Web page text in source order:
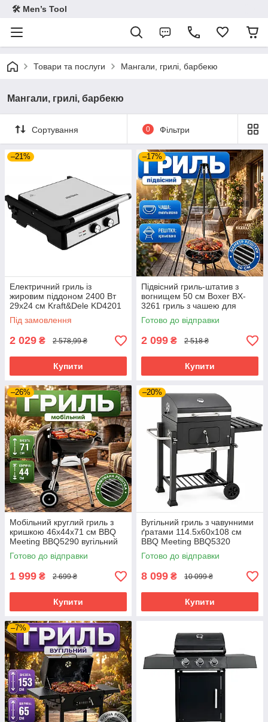
🛠 Men’s Tool
Товари та послуги Мангали, грилі, барбекю
Мангали, грилі, барбекю
Сортування 0 Фільтри
–21%
Електричний гриль із
жировим піддоном 2400 Вт
29х24 см Kraft&Dele KD4201
гриль із термостатом
настільна бутербродниця з
Під замовлення
2 029 ₴ 2 578,99 ₴
Купити
–17%
Підвісний гриль-штатив з
вогнищем 50 см Boxer BX-
3261 гриль з чашею для
вогню гриль для альтанки з
чашею та триногою
Готово до відправки
2 099 ₴ 2 518 ₴
Купити
–26%
Мобільний круглий гриль з
кришкою 46x44x71 см BBQ
Meeting BBQ5290 вугільний
гриль з ґратами для пікніка
барбекю для кемпінгу
Готово до відправки
1 999 ₴ 2 699 ₴
Купити
–20%
Вугільний гриль з чавунними
ґратами 114.5х60х108 см
BBQ Meeting BBQ5320
садовий мангал барбекю з
регулюванням жару
Готово до відправки
8 099 ₴ 10 099 ₴
Купити
–7%